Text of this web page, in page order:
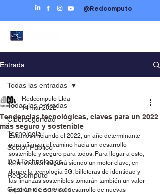
@Redcomputo
Entrada
Todas las entradas
Ciberseguridad
Tecnología
Sector Público
Dell Technologies
Redcómputo
Gestión de servicios
Todas las entradas
Tendencias tecnológicas, claves para un 2022
más seguro y sostenible
Redcómputo Ltda
14 mar 2022
Estamos iniciando el 2022, un año determinante
para afianzar el camino hacia un desarrollo
sostenible y seguro para todos. Para llegar a esto,
la innovación seguirá siendo un motor clave, en
donde la tecnología 5G, billeteras de identidad y
las finanzas sostenibles tomarán también un valor
importante dentro del desarrollo de nuevas